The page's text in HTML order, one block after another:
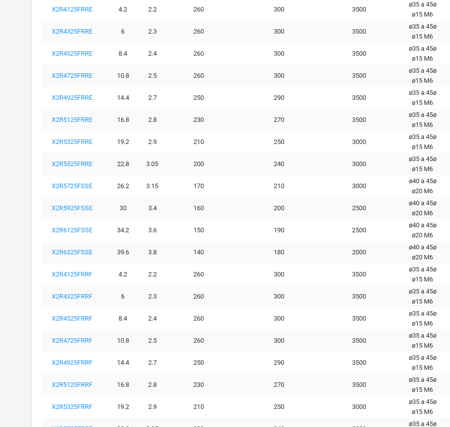
X2R4125FRRE 4.2 2.2 260 300 3500
ø35 a 45ø
ø15 M6
X2R4325FRRE 6 2.3 260 300 3500
ø35 a 45ø
ø15 M6
X2R4525FRRE 8.4 2.4 260 300 3500
ø35 a 45ø
ø15 M6
X2R4725FRRE 10.8 2.5 260 300 3500
ø35 a 45ø
ø15 M6
X2R4925FRRE 14.4 2.7 250 290 3500
ø35 a 45ø
ø15 M6
X2R5125FRRE 16.8 2.8 230 270 3500
ø35 a 45ø
ø15 M6
X2R5325FRRE 19.2 2.9 210 250 3000
ø35 a 45ø
ø15 M6
X2R5525FRRE 22.8 3.05 200 240 3000
ø35 a 45ø
ø15 M6
X2R5725FSSE 26.2 3.15 170 210 3000
ø40 a 45ø
ø20 М6
X2R5925FSSE 30 3.4 160 200 2500
ø40 a 45ø
ø20 М6
X2R6125FSSE 34.2 3.6 150 190 2500
ø40 a 45ø
ø20 М6
X2R6325FSSE 39.6 3.8 140 180 2000
ø40 a 45ø
ø20 М6
X2R4125FRRF 4.2 2.2 260 300 3500
ø35 a 45ø
ø15 M6
X2R4325FRRF 6 2.3 260 300 3500
ø35 a 45ø
ø15 M6
X2R4525FRRF 8.4 2.4 260 300 3500
ø35 a 45ø
ø15 M6
X2R4725FRRF 10.8 2.5 260 300 3500
ø35 a 45ø
ø15 M6
X2R4925FRRF 14.4 2.7 250 290 3500
ø35 a 45ø
ø15 M6
X2R5125FRRF 16.8 2.8 230 270 3500
ø35 a 45ø
ø15 M6
X2R5325FRRF 19.2 2.9 210 250 3000
ø35 a 45ø
ø15 M6
ø35 a 45ø